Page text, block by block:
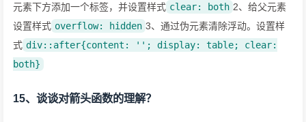
元素下方添加一个标签，并设置样式 clear: both 2、给父元素
设置样式 overflow: hidden 3、通过伪元素清除浮动。设置样
式 div::after{content: ''; display: table; clear:
both}
15、谈谈对箭头函数的理解？